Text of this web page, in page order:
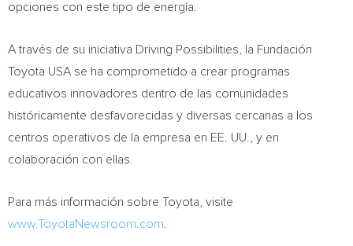
opciones con este tipo de energía.
A través de su iniciativa Driving Possibilities, la Fundación
Toyota USA se ha comprometido a crear programas
educativos innovadores dentro de las comunidades
históricamente desfavorecidas y diversas cercanas a los
centros operativos de la empresa en EE. UU., y en
colaboración con ellas.
Para más información sobre Toyota, visite
www.ToyotaNewsroom.com